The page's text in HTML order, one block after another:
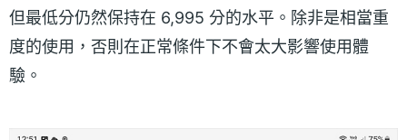
但最低分仍然保持在 6,995 分的水平。除非是相當重
度的使用，否則在正常條件下不會太大影響使用體
驗。